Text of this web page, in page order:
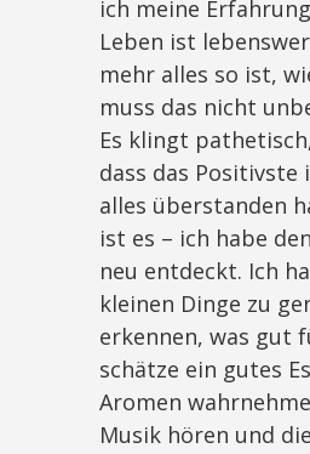
ich meine
Leben ist
mehr alles so ist,
muss das nicht
Es klingt
dass das Positivste
alles überstanden
ist es – ich habe
neu entdeckt. Ich
kleinen Dinge zu
erkennen, was gut
schätze ein gutes
Aromen
Musik hören und